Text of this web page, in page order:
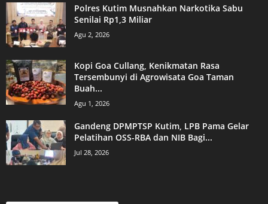
Polres Kutim Musnahkan Narkotika Sabu
Senilai Rp1,3 Miliar
Agu 2, 2026
Kopi Goa Cullang, Kenikmatan Rasa
Tersembunyi di Agrowisata Goa Taman
Buah...
Agu 1, 2026
Gandeng DPMPTSP Kutim, LPB Pama Gelar
Pelatihan OSS-RBA dan NIB Bagi...
Jul 28, 2026